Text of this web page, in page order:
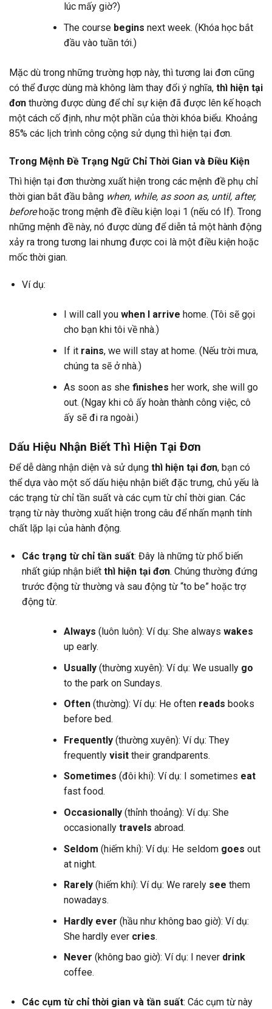
lúc mấy giờ?)
The course begins next week. (Khóa học bắt
đầu vào tuần tới.)
Mặc dù trong những trường hợp này, thì tương lai đơn cũng
có thể được dùng mà không làm thay đổi ý nghĩa, thì hiện tại
đơn thường được dùng để chỉ sự kiện đã được lên kế hoạch
một cách cố định, như một phần của thời khóa biểu. Khoảng
85% các lịch trình công cộng sử dụng thì hiện tại đơn.
Trong Mệnh Đề Trạng Ngữ Chỉ Thời Gian và Điều Kiện
Thì hiện tại đơn thường xuất hiện trong các mệnh đề phụ chỉ
thời gian bắt đầu bằng when, while, as soon as, until, after,
beforehoặc trong mệnh đề điều kiện loại 1 (nếu có If). Trong
những mệnh đề này, nó được dùng để diễn tả một hành động
xảy ra trong tương lai nhưng được coi là một điều kiện hoặc
mốc thời gian.
Ví dụ:
I will call you when I arrive home. (Tôi sẽ gọi
cho bạn khi tôi về nhà.)
If it rains, we will stay at home. (Nếu trời mưa,
chúng ta sẽ ở nhà.)
As soon as she finishes her work, she will go
out. (Ngay khi cô ấy hoàn thành công việc, cô
ấy sẽ đi ra ngoài.)
Dấu Hiệu Nhận Biết Thì Hiện Tại Đơn
Để dễ dàng nhận diện và sử dụng thì hiện tại đơn, bạn có
thể dựa vào một số dấu hiệu nhận biết đặc trưng, chủ yếu là
các trạng từ chỉ tần suất và các cụm từ chỉ thời gian. Các
trạng từ này thường xuất hiện trong câu để nhấn mạnh tính
chất lặp lại của hành động.
Các trạng từ chỉ tần suất: Đây là những từ phổ biến
nhất giúp nhận biết thì hiện tại đơn. Chúng thường đứng
trước động từ thường và sau động từ “to be” hoặc trợ
động từ.
Always (luôn luôn): Ví dụ: She always wakes
up early.
Usually(thường xuyên): Ví dụ: We usually go
to the park on Sundays.
Often(thường): Ví dụ: He often reads books
before bed.
Frequently(thường xuyên): Ví dụ: They
frequently visittheir grandparents.
Sometimes (đôi khi): Ví dụ: I sometimes eat
fast food.
Occasionally(thỉnh thoảng): Ví dụ: She
occasionally travels abroad.
Seldom (hiếm khi): Ví dụ: He seldom goes out
at night.
Rarely(hiếm khi): Ví dụ: We rarely see them
nowadays.
Hardly ever (hầu như không bao giờ): Ví dụ:
She hardly ever cries.
Never (không bao giờ): Ví dụ: I never drink
coffee.
Các cụm từ chỉ thời gian và tần suất: Các cụm từ này